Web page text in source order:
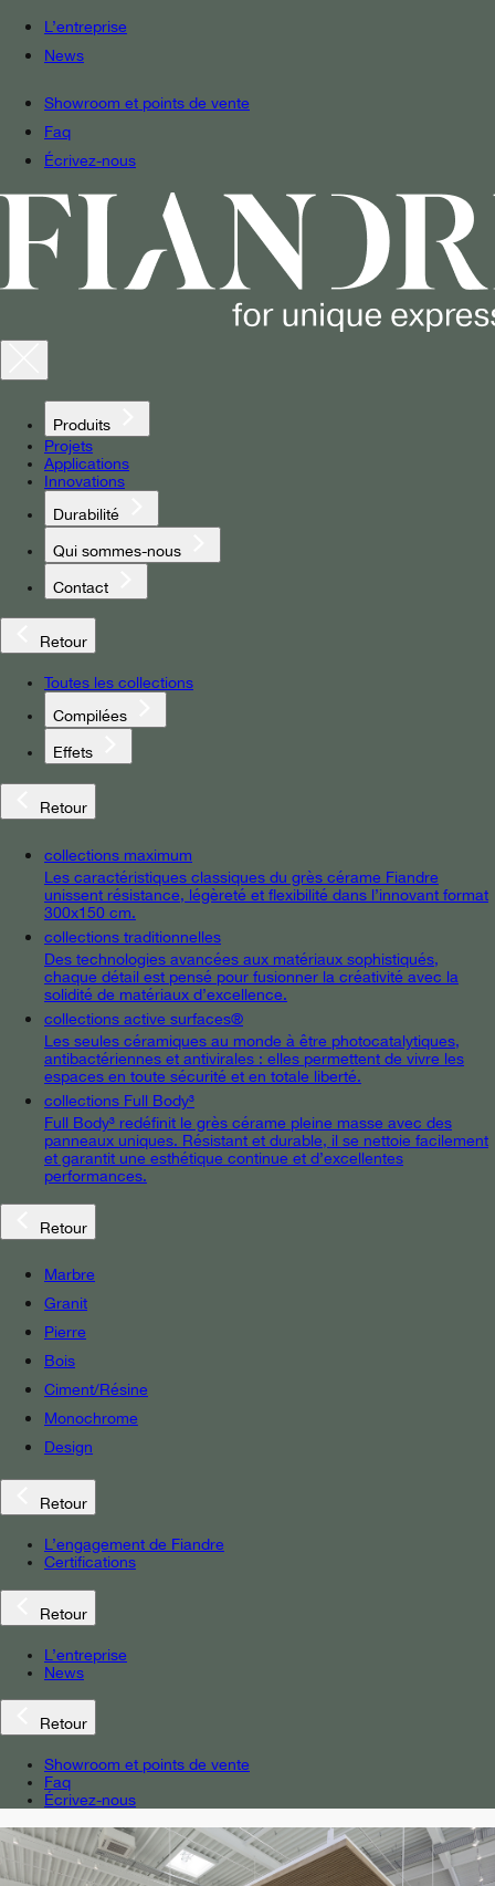
L’entreprise
News
Showroom et points de vente
Faq
Écrivez-nous
Produits
Projets
Applications
Innovations
Durabilité
Qui sommes-nous
Contact
Retour
Toutes les collections
Compilées
Effets
Retour
collections maximum
Les caractéristiques classiques du grès cérame Fiandre
unissent résistance, légèreté et flexibilité dans l’innovant format
300x150 cm.
collections traditionnelles
Des technologies avancées aux matériaux sophistiqués,
chaque détail est pensé pour fusionner la créativité avec la
solidité de matériaux d’excellence.
collections active surfaces®
Les seules céramiques au monde à être photocatalytiques,
antibactériennes et antivirales : elles permettent de vivre les
espaces en toute sécurité et en totale liberté.
collections Full Body³
Full Body³ redéfinit le grès cérame pleine masse avec des
panneaux uniques. Résistant et durable, il se nettoie facilement
et garantit une esthétique continue et d’excellentes
performances.
Retour
Marbre
Granit
Pierre
Bois
Ciment/Résine
Monochrome
Design
Retour
L’engagement de Fiandre
Certifications
Retour
L’entreprise
News
Retour
Showroom et points de vente
Faq
Écrivez-nous